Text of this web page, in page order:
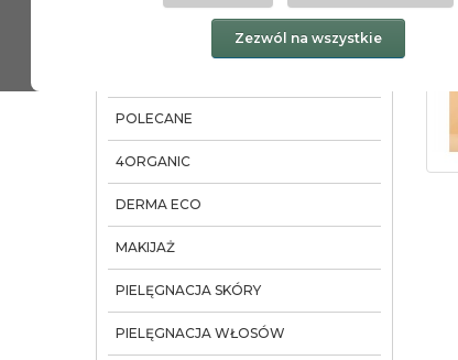
Zezwól na wszystkie
POLECANE
4ORGANIC
DERMA ECO
MAKIJAŻ
PIELĘGNACJA SKÓRY
PIELĘGNACJA WŁOSÓW